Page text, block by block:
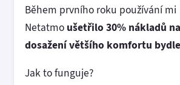
Během prvního roku používání mi
Netatmo ušetřilo 30% nákladů
dosažení většího komfortu
Jak to funguje?